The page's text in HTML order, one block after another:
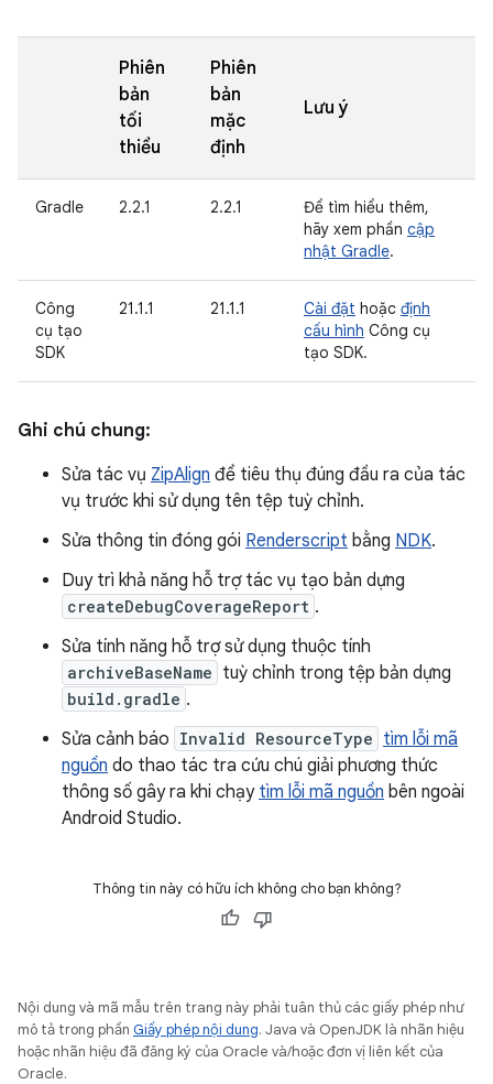
Phiên
bản
tối
thiểu
Phiên
bản
mặc
định
Lưu ý
Gradle 2.2.1 2.2.1
Để tìm hiểu thêm,
hãy xem phần cập
nhật Gradle.
Công
cụ tạo
SDK
21.1.1 21.1.1 Cài đặt hoặc định
cấu hình Công cụ
tạo SDK.
Ghi chú chung:
Sửa tác vụ ZipAlign để tiêu thụ đúng đầu ra của tác
vụ trước khi sử dụng tên tệp tuỳ chỉnh.
Sửa thông tin đóng gói Renderscript bằng NDK.
Duy trì khả năng hỗ trợ tác vụ tạo bản dựng
createDebugCoverageReport .
Sửa tính năng hỗ trợ sử dụng thuộc tính
archiveBaseName tuỳ chỉnh trong tệp bản dựng
build.gradle .
Sửa cảnh báo Invalid ResourceType tìm lỗi mã
nguồn do thao tác tra cứu chú giải phương thức
thông số gây ra khi chạy tìm lỗi mã nguồn bên ngoài
Android Studio.
Thông tin này có hữu ích không cho bạn không?
Nội dung và mã mẫu trên trang này phải tuân thủ các giấy phép như
mô tả trong phần Giấy phép nội dung. Java và OpenJDK là nhãn hiệu
hoặc nhãn hiệu đã đăng ký của Oracle và/hoặc đơn vị liên kết của
Oracle.